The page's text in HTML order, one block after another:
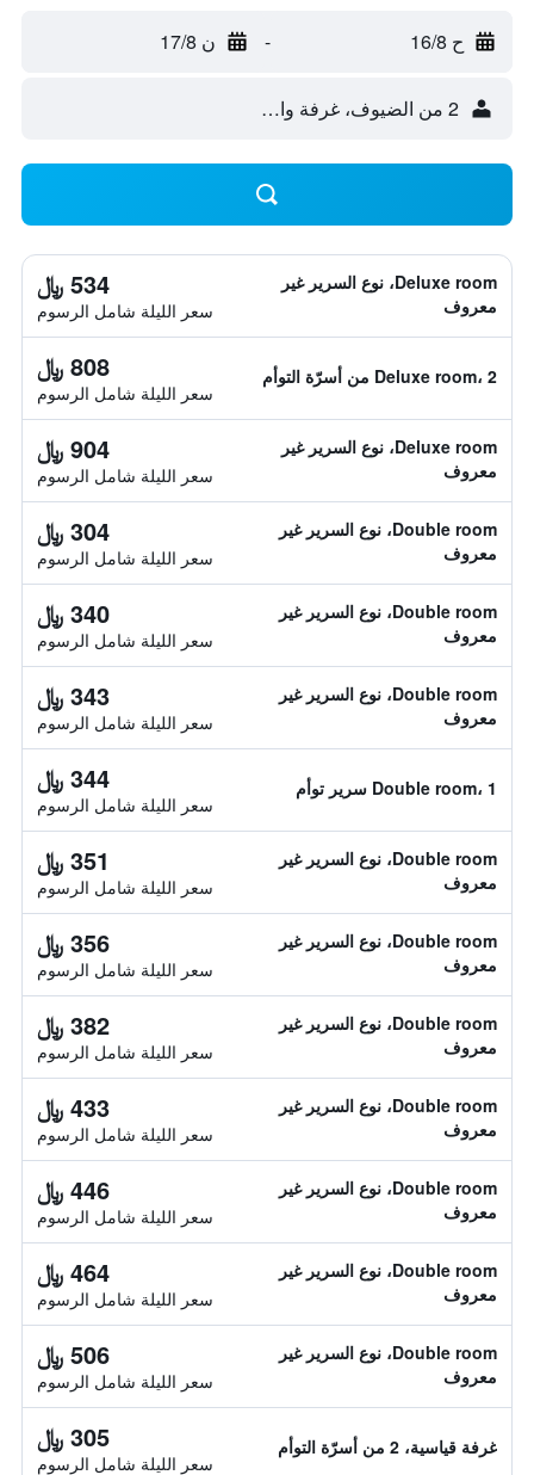
ح 16/8 - ن 17/8
2 من الضيوف، غرفة واحدة
Deluxe room، نوع السرير غير
معروف
534 ﷼
سعر الليلة شامل الرسوم
Deluxe room، 2 من أسرّة التوأم 808 ﷼
سعر الليلة شامل الرسوم
Deluxe room، نوع السرير غير
معروف
904 ﷼
سعر الليلة شامل الرسوم
Double room، نوع السرير غير
معروف
304 ﷼
سعر الليلة شامل الرسوم
Double room، نوع السرير غير
معروف
340 ﷼
سعر الليلة شامل الرسوم
Double room، نوع السرير غير
معروف
343 ﷼
سعر الليلة شامل الرسوم
Double room، 1 سرير توأم 344 ﷼
سعر الليلة شامل الرسوم
Double room، نوع السرير غير
معروف
351 ﷼
سعر الليلة شامل الرسوم
Double room، نوع السرير غير
معروف
356 ﷼
سعر الليلة شامل الرسوم
Double room، نوع السرير غير
معروف
382 ﷼
سعر الليلة شامل الرسوم
Double room، نوع السرير غير
معروف
433 ﷼
سعر الليلة شامل الرسوم
Double room، نوع السرير غير
معروف
446 ﷼
سعر الليلة شامل الرسوم
Double room، نوع السرير غير
معروف
464 ﷼
سعر الليلة شامل الرسوم
Double room، نوع السرير غير
معروف
506 ﷼
سعر الليلة شامل الرسوم
غرفة قياسية، 2 من أسرّة التوأم 305 ﷼
سعر الليلة شامل الرسوم